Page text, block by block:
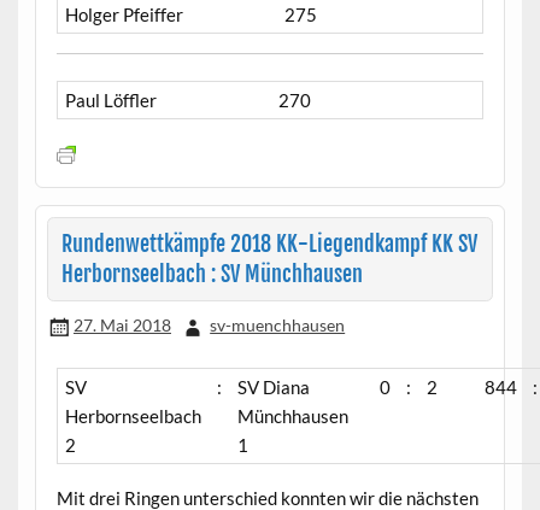
Holger Pfeiffer
275
Paul Löffler 270
Rundenwettkämpfe 2018 KK-Liegendkampf KK SV
Herbornseelbach : SV Münchhausen
27. Mai 2018 sv-muenchhausen
SV
Herbornseelbach
2
:
SV Diana
Münchhausen
1
0 : 2 844 :
Mit drei Ringen unterschied konnten wir die nächsten